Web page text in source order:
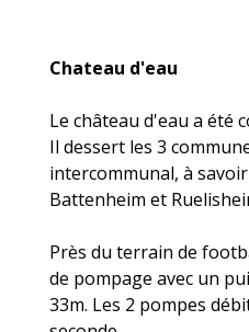
Chateau d'eau
Le château d'eau a été
Il dessert les 3
intercommunal, à
Battenheim et
Près du terrain de
de pompage avec un
33m. Les 2 pompes